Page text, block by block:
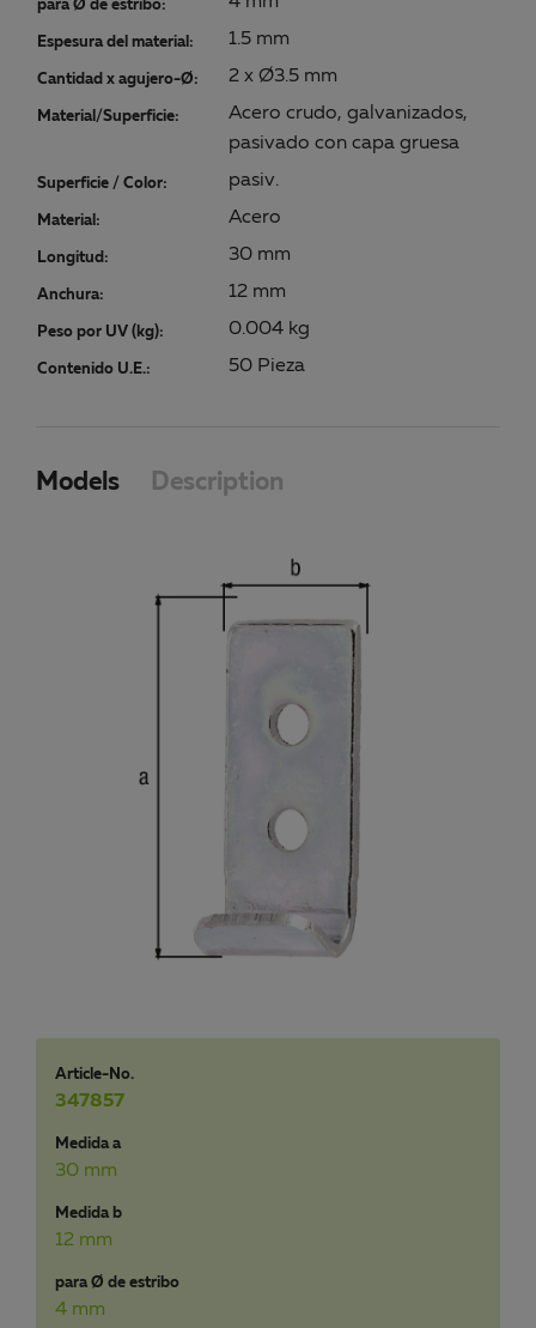
para Ø de estribo:
Espesura del material: 1.5 mm
Cantidad x agujero-Ø: 2 x Ø3.5 mm
Material/Superficie:
Acero crudo, galvanizados,
pasivado con capa gruesa
Superficie / Color: pasiv.
Material: Acero
Longitud: 30 mm
Anchura: 12 mm
Peso por UV (kg): 0.004 kg
Contenido U.E.: 50 Pieza
Models Description
Article-No.
347857
Medida a
30 mm
Medida b
12 mm
para Ø de estribo
4 mm